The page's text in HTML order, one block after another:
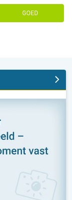
GOED
je ziet!. . .